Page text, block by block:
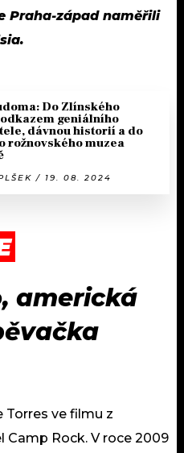
Praha-západ naměřili
Do Zlínského
geniálního
dávnou historií a do
rožnovského muzea
/ 19. 08. 2024
americká
Torres ve filmu z
Camp Rock. V roce 2009